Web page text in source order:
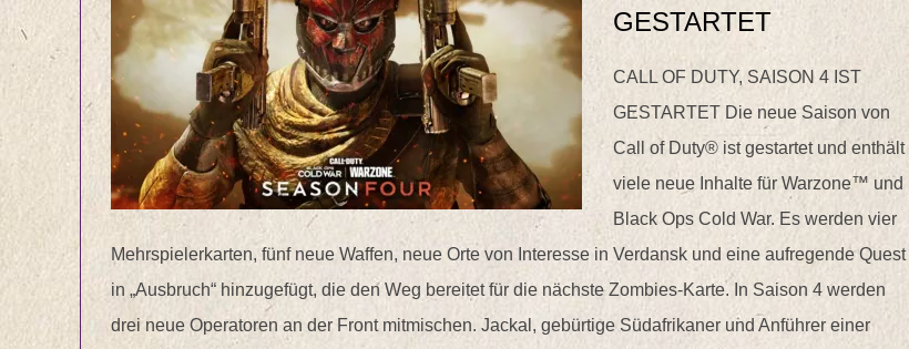
GESTARTET
CALL OF DUTY, SAISON 4 IST
GESTARTET Die neue Saison von
Call of Duty® ist gestartet und enthält
viele neue Inhalte für Warzone™ und
Black Ops Cold War. Es werden vier
Mehrspielerkarten, fünf neue Waffen, neue Orte von Interesse in Verdansk und eine aufregende Quest
in „Ausbruch“ hinzugefügt, die den Weg bereitet für die nächste Zombies-Karte. In Saison 4 werden
drei neue Operatoren an der Front mitmischen. Jackal, gebürtige Südafrikaner und Anführer einer